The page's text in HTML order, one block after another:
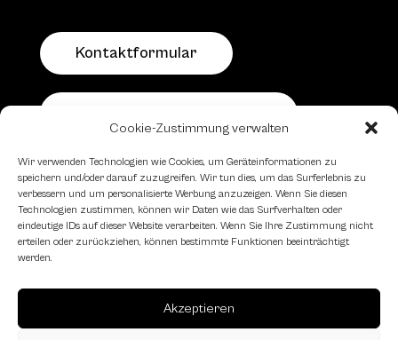
Cookie-Zustimmung verwalten
Wir verwenden Technologien wie Cookies, um Geräteinformationen zu
speichern und/oder darauf zuzugreifen. Wir tun dies, um das Surferlebnis zu
verbessern und um personalisierte Werbung anzuzeigen. Wenn Sie diesen
Technologien zustimmen, können wir Daten wie das Surfverhalten oder
eindeutige IDs auf dieser Website verarbeiten. Wenn Sie Ihre Zustimmung nicht
erteilen oder zurückziehen, können bestimmte Funktionen beeinträchtigt
werden.
Akzeptieren
Kontaktformular